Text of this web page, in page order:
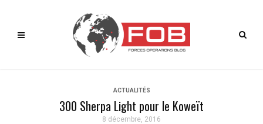
ACTUALITÉS
300 Sherpa Light pour le Koweït
8 décembre, 2016